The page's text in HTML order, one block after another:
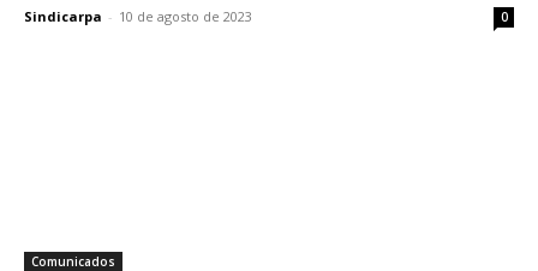
Sindicarpa - 10 de agosto de 2023 0
Comunicados